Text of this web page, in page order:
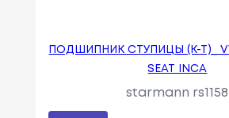
ПОДШИПНИК СТУПИЦЫ (К-Т)_
SEAT INCA
starmann rs1158